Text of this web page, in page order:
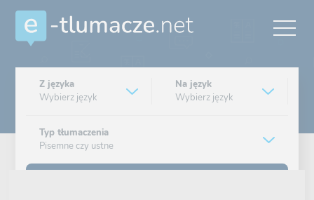
Z języka
Wybierz język
Na język
Wybierz język
Typ tłumaczenia
Pisemne czy ustne